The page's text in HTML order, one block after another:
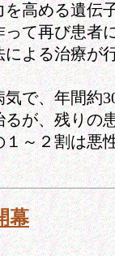
を高める遺伝
って再び患者
による治療が
で、年間約
るが、残りの
１～２割は悪
幕